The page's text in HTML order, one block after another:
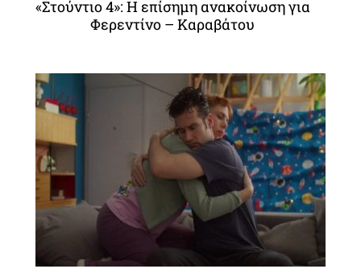
«Στούντιο 4»: Η επίσημη ανακοίνωση για
Φερεντίνο – Καραβάτου